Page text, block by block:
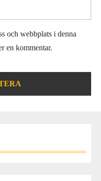
och webbplats i denna
en kommentar.